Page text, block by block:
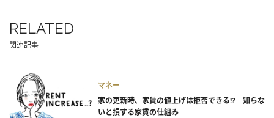
RELATED
関連記事
マネー
家の更新時、家賃の値上げは拒否できる!? 知らな
いと損する家賃の仕組み